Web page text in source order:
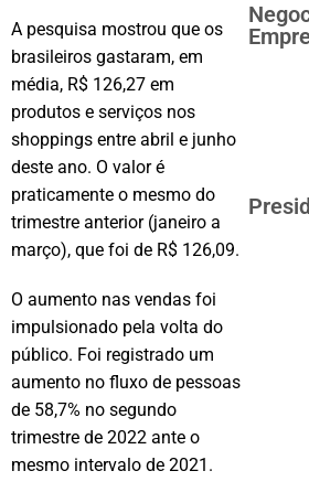
A pesquisa mostrou que os
brasileiros gastaram, em
média, R$ 126,27 em
produtos e serviços nos
shoppings entre abril e junho
deste ano. O valor é
praticamente o mesmo do
trimestre anterior (janeiro a
março), que foi de R$ 126,09.
O aumento nas vendas foi
impulsionado pela volta do
público. Foi registrado um
aumento no fluxo de pessoas
de 58,7% no segundo
trimestre de 2022 ante o
mesmo intervalo de 2021.